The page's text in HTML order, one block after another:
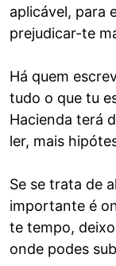
aplicável, para
prejudicar-te
Há quem
tudo o que tu
Hacienda terá
ler, mais
Se se trata de
importante é
te tempo,
onde podes